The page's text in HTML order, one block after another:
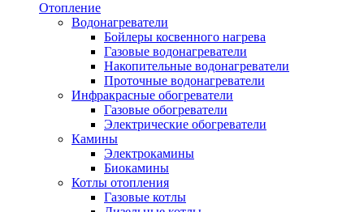
Отопление
Водонагреватели
Бойлеры косвенного нагрева
Газовые водонагреватели
Накопительные водонагреватели
Проточные водонагреватели
Инфракрасные обогреватели
Газовые обогреватели
Электрические обогреватели
Камины
Электрокамины
Биокамины
Котлы отопления
Газовые котлы